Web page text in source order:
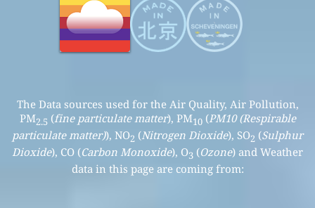
The Data sources used for the Air Quality, Air Pollution,
PM2.5 (fine particulate matter), PM10(PM10 (Respirable
particulate matter)), NO2 (Nitrogen Dioxide), SO2 (Sulphur
Dioxide), CO (Carbon Monoxide), O3 (Ozone) and Weather
data in this page are coming from: